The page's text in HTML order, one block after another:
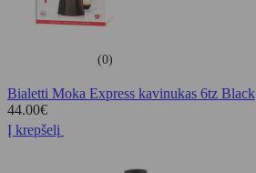
(0)
Bialetti Moka Express kavinukas 6tz Black
44.00€
Į krepšelį